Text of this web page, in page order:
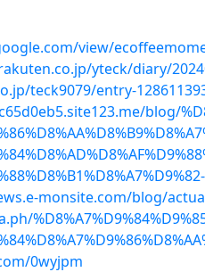
view/
yteck/diary/
teck9079/entry-
blog/
monsite.com/blog/
0wyjpm